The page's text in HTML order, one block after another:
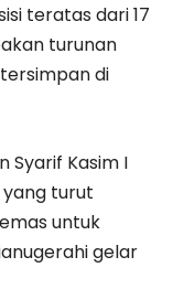
teratas dari 17
turunan
di
Syarif Kasim I
turut
untuk
gelar